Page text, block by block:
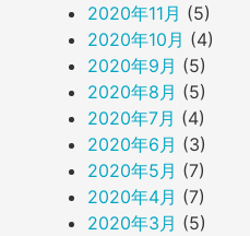
2020年11月 (5)
2020年10月 (4)
2020年9月 (5)
2020年8月 (5)
2020年7月 (4)
2020年6月 (3)
2020年5月 (7)
2020年4月 (7)
2020年3月 (5)